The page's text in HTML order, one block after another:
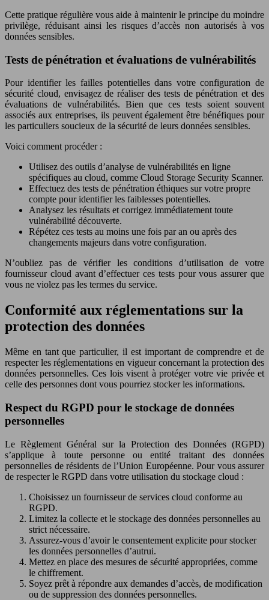
Cette pratique régulière vous aide à maintenir le principe du moindre
privilège, réduisant ainsi les risques d’accès non autorisés à vos
données sensibles.
Tests de pénétration et évaluations de vulnérabilités
Pour identifier les failles potentielles dans votre configuration de
sécurité cloud, envisagez de réaliser des tests de pénétration et des
évaluations de vulnérabilités. Bien que ces tests soient souvent
associés aux entreprises, ils peuvent également être bénéfiques pour
les particuliers soucieux de la sécurité de leurs données sensibles.
Voici comment procéder :
Utilisez des outils d’analyse de vulnérabilités en ligne
spécifiques au cloud, comme Cloud Storage Security Scanner.
Effectuez des tests de pénétration éthiques sur votre propre
compte pour identifier les faiblesses potentielles.
Analysez les résultats et corrigez immédiatement toute
vulnérabilité découverte.
Répétez ces tests au moins une fois par an ou après des
changements majeurs dans votre configuration.
N’oubliez pas de vérifier les conditions d’utilisation de votre
fournisseur cloud avant d’effectuer ces tests pour vous assurer que
vous ne violez pas les termes du service.
Conformité aux réglementations sur la
protection des données
Même en tant que particulier, il est important de comprendre et de
respecter les réglementations en vigueur concernant la protection des
données personnelles. Ces lois visent à protéger votre vie privée et
celle des personnes dont vous pourriez stocker les informations.
Respect du RGPD pour le stockage de données
personnelles
Le Règlement Général sur la Protection des Données (RGPD)
s’applique à toute personne ou entité traitant des données
personnelles de résidents de l’Union Européenne. Pour vous assurer
de respecter le RGPD dans votre utilisation du stockage cloud :
Choisissez un fournisseur de services cloud conforme au
RGPD.
Limitez la collecte et le stockage des données personnelles au
strict nécessaire.
Assurez-vous d’avoir le consentement explicite pour stocker
les données personnelles d’autrui.
Mettez en place des mesures de sécurité appropriées, comme
le chiffrement.
Soyez prêt à répondre aux demandes d’accès, de modification
ou de suppression des données personnelles.